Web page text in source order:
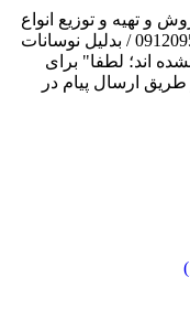
و تهیه و توزیع انواع
قطعات الکترونیک 66869746-021 و 09120958931 / بدلیل نوسانات
اند؛ لطفا" برای
ارسال پیام در